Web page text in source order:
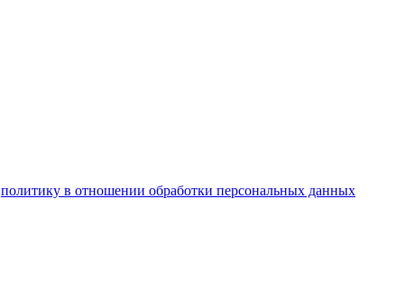
политику в отношении обработки персональных данных